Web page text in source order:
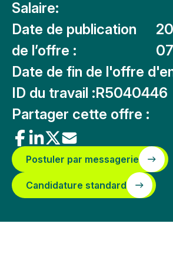
Salaire:
Date de publication
de l’offre :
Date de fin de l'offre
ID du travail :R5040446
Partager cette offre :
Postuler par messagerie
Candidature standard